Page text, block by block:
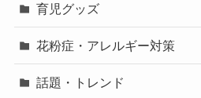
育児グッズ
花粉症・アレルギー対策
話題・トレンド